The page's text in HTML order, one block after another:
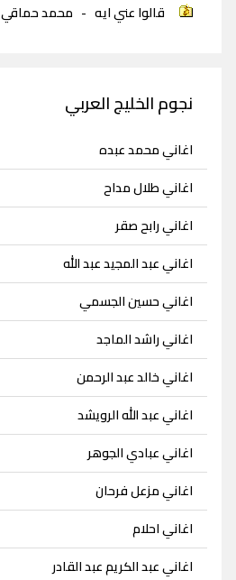
قالوا عني ايه - محمد حماقي
نجوم الخليج العربي
اغاني محمد عبده
اغاني طلال مداح
اغاني رابح صقر
اغاني عبد المجيد عبد الله
اغاني حسين الجسمي
اغاني راشد الماجد
اغاني خالد عبد الرحمن
اغاني عبد الله الرويشد
اغاني عبادي الجوهر
اغاني مزعل فرحان
اغاني احلام
اغاني عبد الكريم عبد القادر